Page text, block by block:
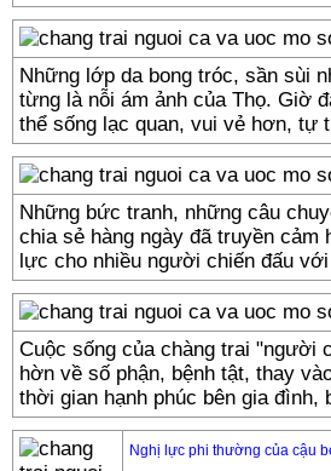
Những lớp da bong tróc, sần sùi
từng là nỗi ám ảnh của Thọ. Giờ
thể sống lạc quan, vui vẻ hơn, tự
Những bức tranh, những câu
chia sẻ hàng ngày đã truyền cảm
lực cho nhiều người chiến đấu
Cuộc sống của chàng trai "người
hờn về số phận, bệnh tật, thay
thời gian hạnh phúc bên gia đình,
Nghị lực phi thường của cậu